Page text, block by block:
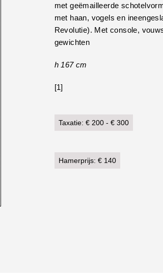
met geëmailleerde
met haan, vogels en
Revolutie). Met console,
gewichten
h 167 cm
[1]
Taxatie: € 200 - € 300
Hamerprijs: € 140